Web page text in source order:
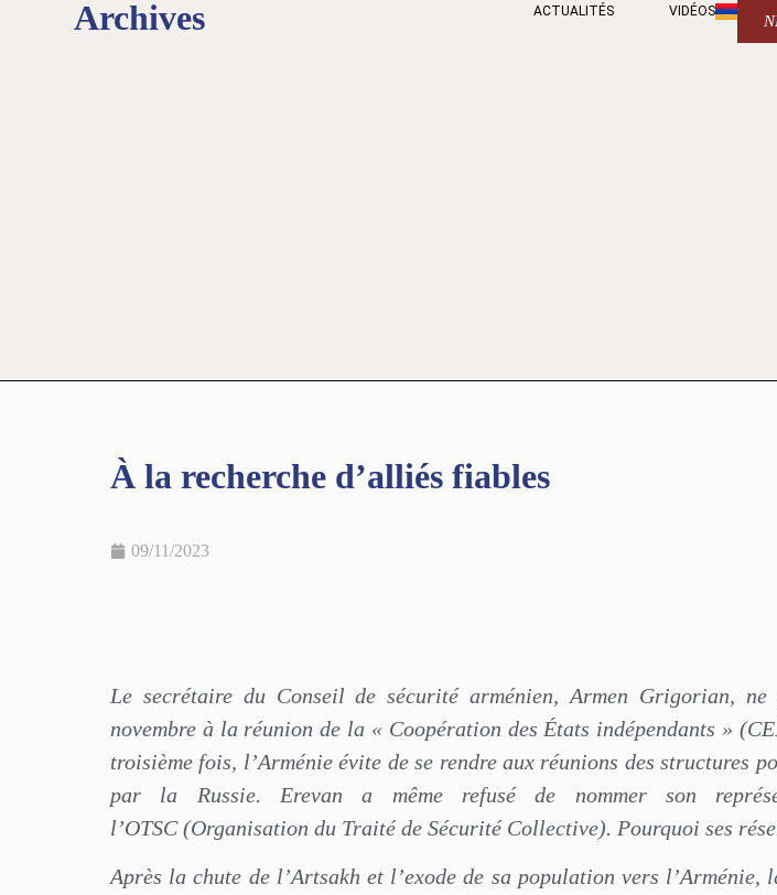
Archives ACTUALITÉS VIDÉOS
À la recherche d’alliés fiables
09/11/2023
Le secrétaire du Conseil de sécurité arménien, Armen Grigorian,
novembre à la réunion de la « Coopération des États indépendants »
troisième fois, l’Arménie évite de se rendre aux réunions des structures
par la Russie. Erevan a même refusé de nommer son
l’OTSC (Organisation du Traité de Sécurité Collective). Pourquoi ses
Après la chute de l’Artsakh et l’exode de sa population vers l’Arménie,